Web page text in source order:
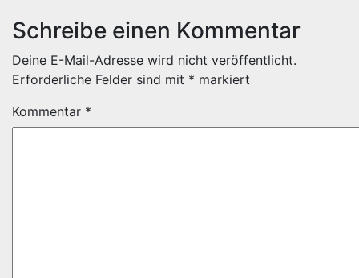
Schreibe einen Kommentar
Deine E-Mail-Adresse wird nicht veröffentlicht.
Erforderliche Felder sind mit * markiert
Kommentar *